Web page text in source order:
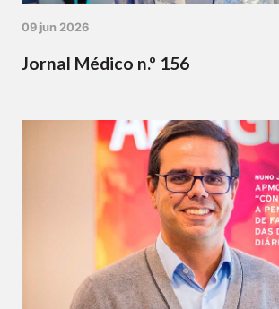
09 jun 2026
Jornal Médico n.º 156